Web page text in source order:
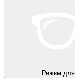
Режим